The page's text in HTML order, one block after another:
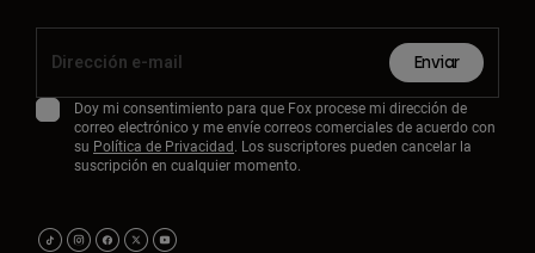
Enviar
Doy mi consentimiento para que Fox procese mi dirección de
correo electrónico y me envíe correos comerciales de acuerdo con
su Política de Privacidad. Los suscriptores pueden cancelar la
suscripción en cualquier momento.